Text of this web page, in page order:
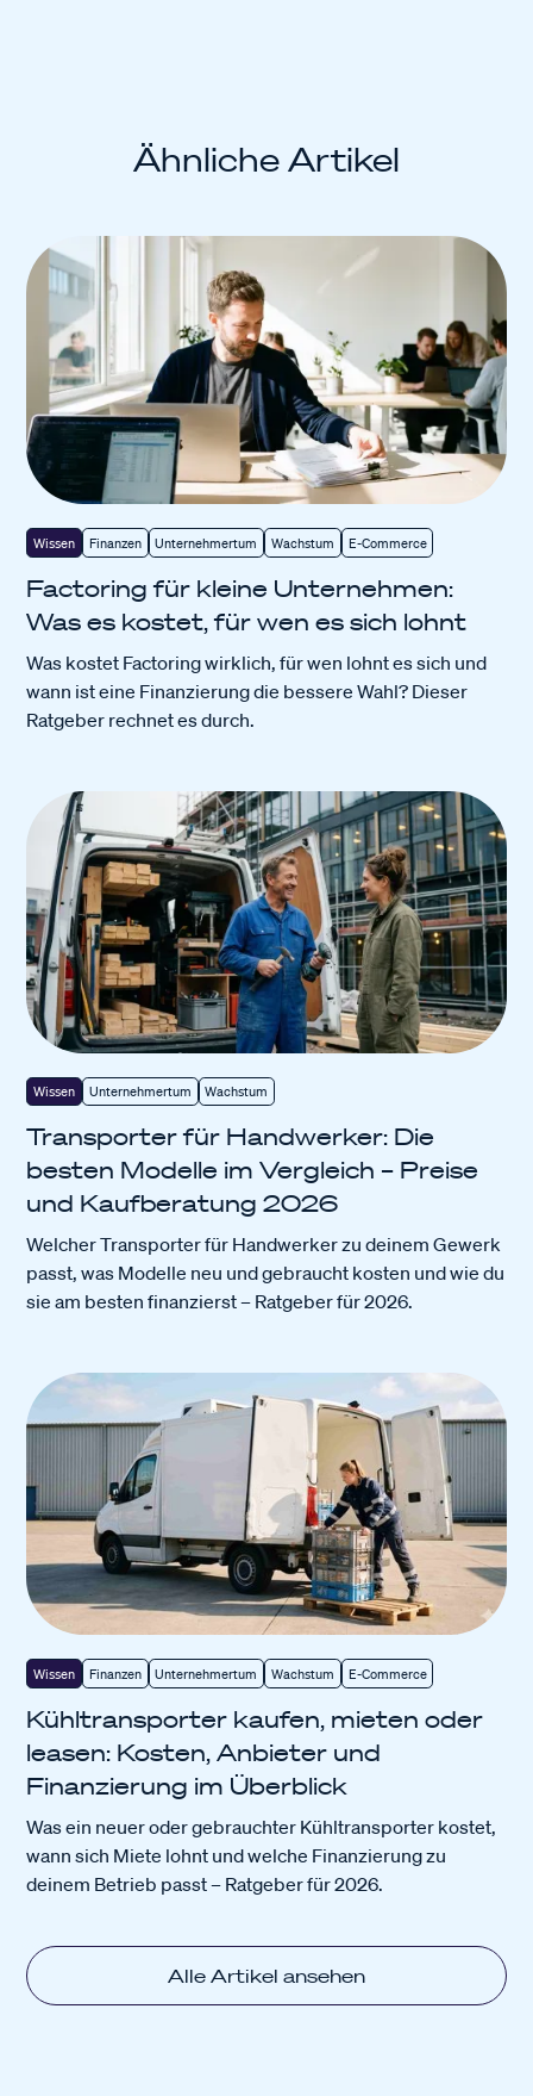
Ähnliche Artikel
Wissen Finanzen Unternehmertum Wachstum E-Commerce
Factoring für kleine Unternehmen:
Was es kostet, für wen es sich lohnt
Was kostet Factoring wirklich, für wen lohnt es sich und
wann ist eine Finanzierung die bessere Wahl? Dieser
Ratgeber rechnet es durch.
Wissen Unternehmertum Wachstum
Transporter für Handwerker: Die
besten Modelle im Vergleich – Preise
und Kaufberatung 2026
Welcher Transporter für Handwerker zu deinem Gewerk
passt, was Modelle neu und gebraucht kosten und wie du
sie am besten finanzierst – Ratgeber für 2026.
Wissen Finanzen Unternehmertum Wachstum E-Commerce
Kühltransporter kaufen, mieten oder
leasen: Kosten, Anbieter und
Finanzierung im Überblick
Was ein neuer oder gebrauchter Kühltransporter kostet,
wann sich Miete lohnt und welche Finanzierung zu
deinem Betrieb passt – Ratgeber für 2026.
Alle Artikel ansehen